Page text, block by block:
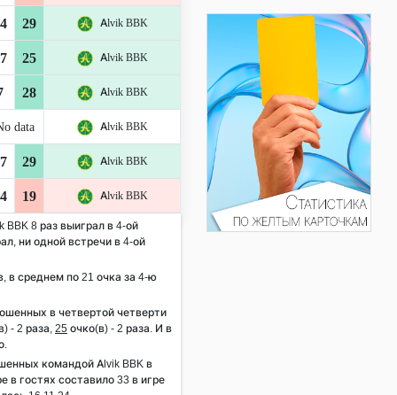
29 Alvik BBK
25 Alvik BBK
28 Alvik BBK
data Alvik BBK
29 Alvik BBK
19 Alvik BBK
BBK 8 раз выиграл в 4-ой
ни одной встречи в 4-ой
в среднем по 21 очка за 4-ю
в четвертой четверти
- 2 раза, 25 очко(в) - 2 раза. И в
командой Alvik BBK в
в гостях составило 33 в игре